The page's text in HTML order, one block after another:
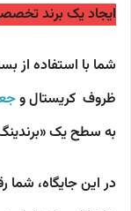
ایجاد یک برند
شما با استفاده از
ظروف کریستال و
به سطح یک
در این جایگاه،